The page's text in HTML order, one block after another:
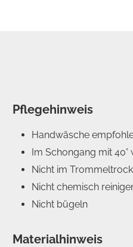
Pflegehinweis
Handwäsche
Im Schongang mit 40°
Nicht im
Nicht chemisch
Nicht bügeln
Materialhinweis